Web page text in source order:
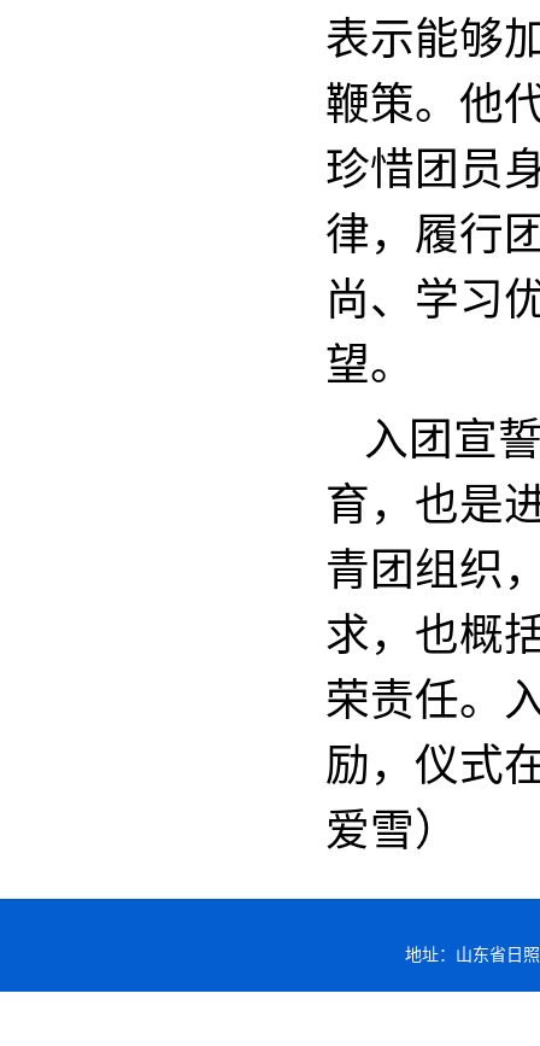
表示能够
鞭策。他
珍惜团员
律，履行
尚、学习
望。
入团宣
育，也是
青团组织
求，也概
荣责任。
励，仪式
爱雪）
地址：山东省日